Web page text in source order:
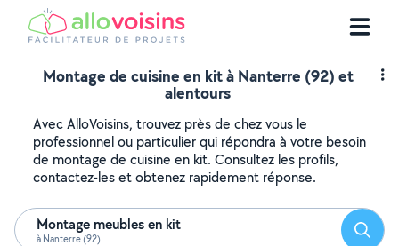
Montage de cuisine en kit à Nanterre (92) et
alentours
Avec AlloVoisins, trouvez près de chez vous le
professionnel ou particulier qui répondra à votre besoin
de montage de cuisine en kit. Consultez les profils,
contactez-les et obtenez rapidement réponse.
Montage meubles en kit
à Nanterre (92)